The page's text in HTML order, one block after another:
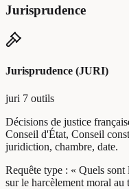
Jurisprudence
Jurisprudence (JURI)
juri 7 outils
Décisions de justice
Conseil d'État, Conseil
juridiction, chambre, date.
Requête type : « Quels sont
sur le harcèlement moral au